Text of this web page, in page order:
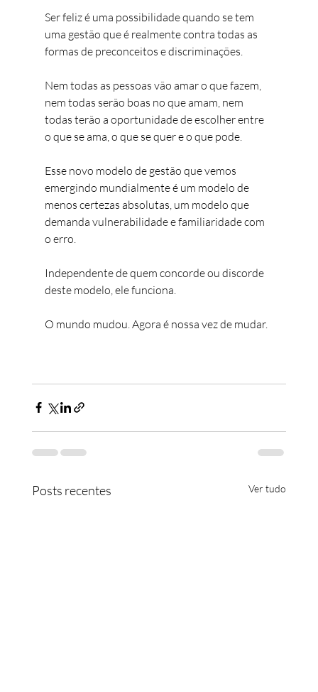
Ser feliz é uma possibilidade quando se tem
uma gestão que é realmente contra todas as
formas de preconceitos e discriminações.
Nem todas as pessoas vão amar o que fazem,
nem todas serão boas no que amam, nem
todas terão a oportunidade de escolher entre
o que se ama, o que se quer e o que pode.
Esse novo modelo de gestão que vemos
emergindo mundialmente é um modelo de
menos certezas absolutas, um modelo que
demanda vulnerabilidade e familiaridade com
o erro.
Independente de quem concorde ou discorde
deste modelo, ele funciona.
O mundo mudou. Agora é nossa vez de mudar.
Posts recentes Ver tudo